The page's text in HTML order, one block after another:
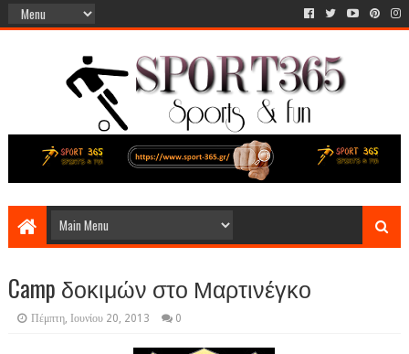
Camp δοκιμών στο Μαρτινέγκο
Πέμπτη, Ιουνίου 20, 2013 0